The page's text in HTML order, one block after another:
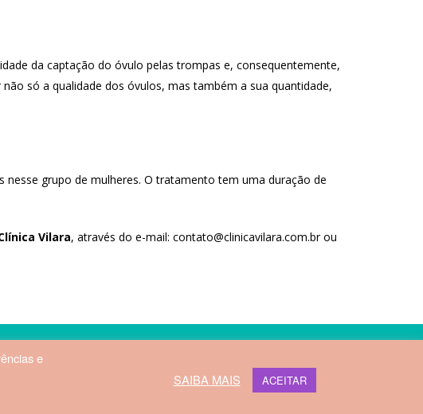
da captação do óvulo pelas trompas e, consequentemente,
só a qualidade dos óvulos, mas também a sua quantidade,
grupo de mulheres. O tratamento tem uma duração de
Vilara, através do e-mail: contato@clinicavilara.com.br ou
e
SAIBA MAIS ACEITAR